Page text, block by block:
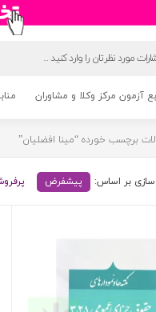
آزمون مرکز وکلا و مشاوران
برچسب خورده “مینا افضلیان”
پیشفرض